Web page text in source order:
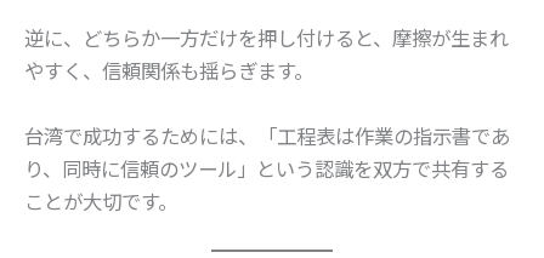
逆に、どちらか一方だけを押し付けると、摩擦が生まれ
やすく、信頼関係も揺らぎます。
台湾で成功するためには、「工程表は作業の指示書であ
り、同時に信頼のツール」という認識を双方で共有する
ことが大切です。